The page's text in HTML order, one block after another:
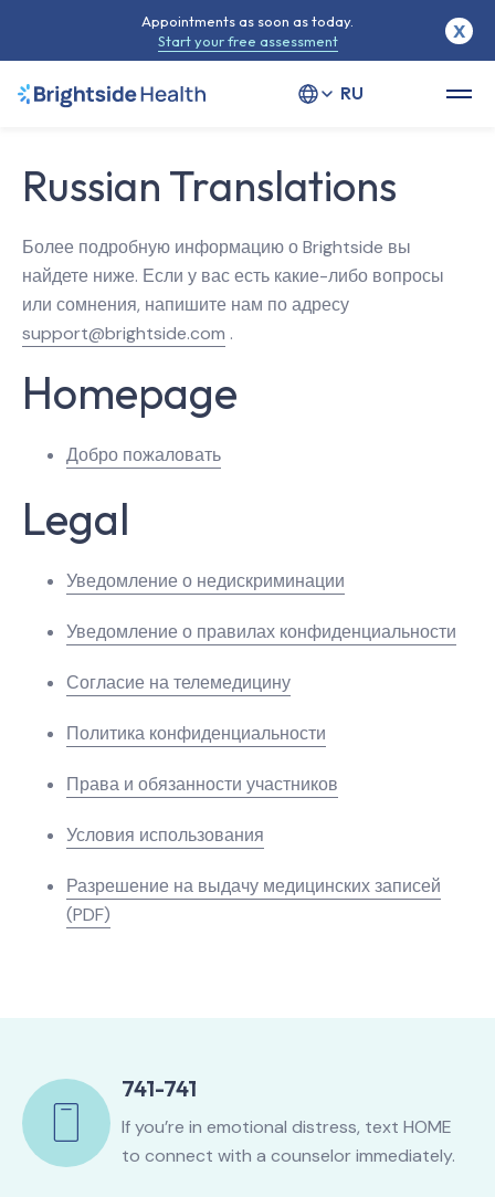
Select your language
Russian Translations
Более подробную информацию о Brightside вы
найдете ниже. Если у вас есть какие-либо вопросы
или сомнения, напишите нам по адресу
support@brightside.com .
Homepage
Добро пожаловать
Legal
Уведомление о недискриминации
Уведомление о правилах конфиденциальности
Согласие на телемедицину
Политика конфиденциальности
Права и обязанности участников
Условия использования
Разрешение на выдачу медицинских записей
(PDF)
741-741
If you’re in emotional distress, text HOME
to connect with a counselor immediately.
Appointments as soon as today.
Start your free assessment
X